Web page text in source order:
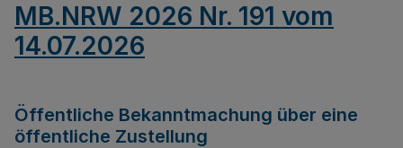
MB.NRW 2026 Nr. 191 vom
14.07.2026
Öffentliche Bekanntmachung über eine
öffentliche Zustellung